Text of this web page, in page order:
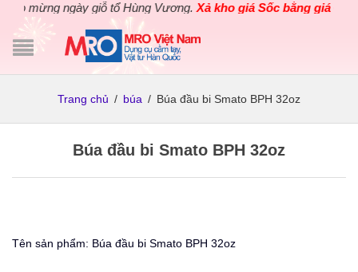
mừng ngày giỗ tổ Hùng Vương.Xả kho giá Sốc bằng giá Gốc
Trang chủ / búa / Búa đầu bi Smato BPH 32oz
Búa đầu bi Smato BPH 32oz
Tên sản phẩm: Búa đầu bi Smato BPH 32oz